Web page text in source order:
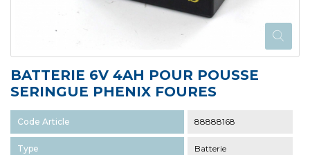
BATTERIE 6V 4AH POUR POUSSE
SERINGUE PHENIX FOURES
Code Article 88888168
Type Batterie